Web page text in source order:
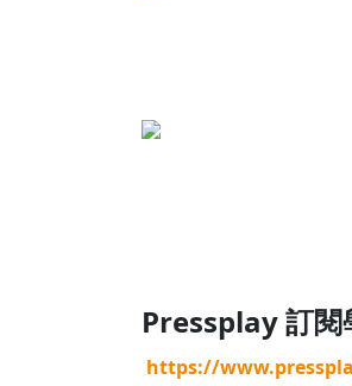
Pressplay 訂閱
https://